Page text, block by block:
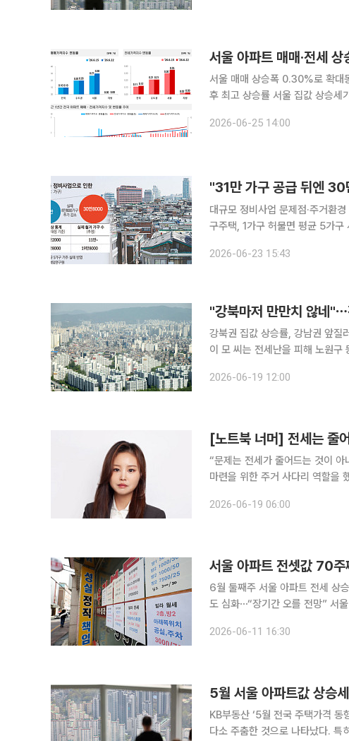
서울 아파트 매매·전세
서울 매매 상승폭 0.30%로 확대
후 최고 상승률 서울 집값 상승세가 다시 확대된 가운데 경기 화성 동탄은 다소 둔화했지만 여전히
2026-06-25 14:00
"31만 가구 공급 뒤엔
대규모 정비사업 문제점·주거환
구주택, 1가구 허물면 평균 5가구 사라져" 정부와 서울시가 주택 공급을 늘리겠
는 경고가 나왔다. 집을 새로 짓는
2026-06-23 15:43
"강북마저 만만치 않네
강북권 집값 상승률, 강남권 앞질러매매 거래량
이 모 씨는 전세난을 피해 노원구
어모아 강북에 내 집 마련을 하려
2026-06-19 12:00
[노트북 너머] 전세는 줄
“문제는 전세가 줄어드는 것이 아니
마련을 위한 주거 사다리 역할을
면서 임차인들은 수억 원의 보증
2026-06-19 06:00
서울 아파트 전셋값 70
6월 둘째주 서울 아파트 전세 상
도 심화⋯“장기간 오를 전망” 서울 아파트 전셋값이 70주 연속 상승하며 10년 8개월 만에 가장 큰
하는 모습이다. 11일 한
2026-06-11 16:30
5월 서울 아파트값 상승
KB부동산 ‘5월 전국 주택가격 동향’ 조사 결과 KB국민은행 조사 결과
다소 주춤한 것으로 나타났다. 특히